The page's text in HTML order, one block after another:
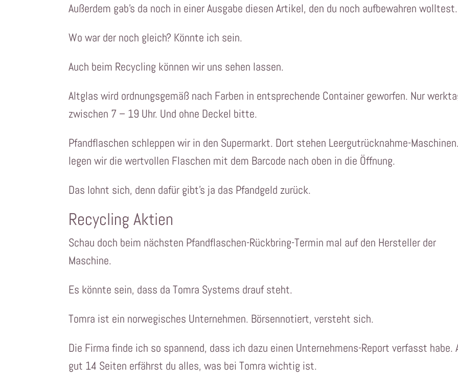
Außerdem gab’s da noch in einer Ausgabe diesen Artikel, den du noch aufbewahren wolltest.
Wo war der noch gleich? Könnte ich sein.
Auch beim Recycling können wir uns sehen lassen.
Altglas wird ordnungsgemäß nach Farben in entsprechende Container geworfen. Nur
zwischen 7 – 19 Uhr. Und ohne Deckel bitte.
Pfandflaschen schleppen wir in den Supermarkt. Dort stehen Leergutrücknahme-
legen wir die wertvollen Flaschen mit dem Barcode nach oben in die Öffnung.
Das lohnt sich, denn dafür gibt’s ja das Pfandgeld zurück.
Recycling Aktien
Schau doch beim nächsten Pfandflaschen-Rückbring-Termin mal auf den Hersteller der
Maschine.
Es könnte sein, dass da Tomra Systems drauf steht.
Tomra ist ein norwegisches Unternehmen. Börsennotiert, versteht sich.
Die Firma finde ich so spannend, dass ich dazu einen Unternehmens-Report verfasst habe.
gut 14 Seiten erfährst du alles, was bei Tomra wichtig ist.